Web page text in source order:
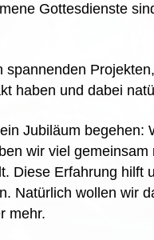
Gottesdienste
haben und dabei
Jubiläum begehen:
wir viel
Diese Erfahrung hilft
Natürlich wollen wir
mehr.